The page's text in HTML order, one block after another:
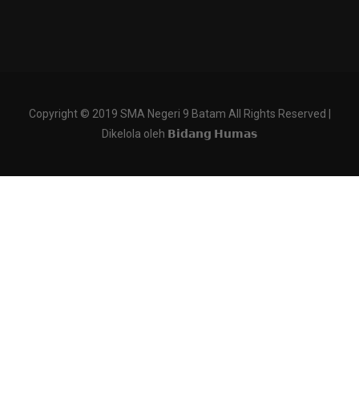
Copyright © 2019 SMA Negeri 9 Batam All Rights Reserved |
Dikelola oleh 𝗕𝗶𝗱𝗮𝗻𝗴 𝗛𝘂𝗺𝗮𝘀